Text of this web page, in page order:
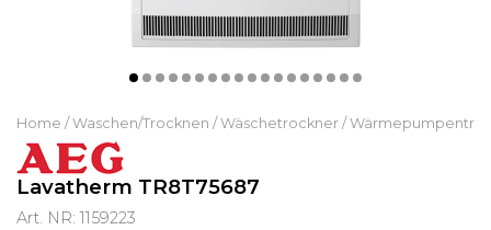
Home / Waschen/Trocknen / Wäschetrockner /
Lavatherm TR8T75687
Art. NR: 1159223